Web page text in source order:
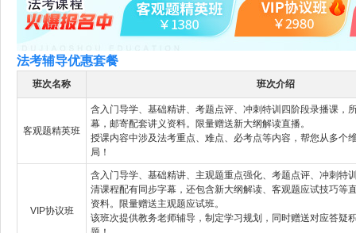
法考辅导优惠套餐
班次名称 班次介绍
客观题精英班
含入门导学、基础精讲、考题点评、冲刺特训四阶段录播课，
幕，邮寄配套讲义资料。限量赠送新大纲解读直播。
授课内容中涉及法考重点、难点、必考点等内容，帮您从多个
局！
VIP协议班
含入门导学、基础精讲、主观题重点强化、考题点评、冲刺特
清课程配有同步字幕，还包含新大纲解读、客观题应试技巧等
资料。限量赠送主观题应试班。
该班次提供教务老师辅导，制定学习规划，同时赠送对应答疑